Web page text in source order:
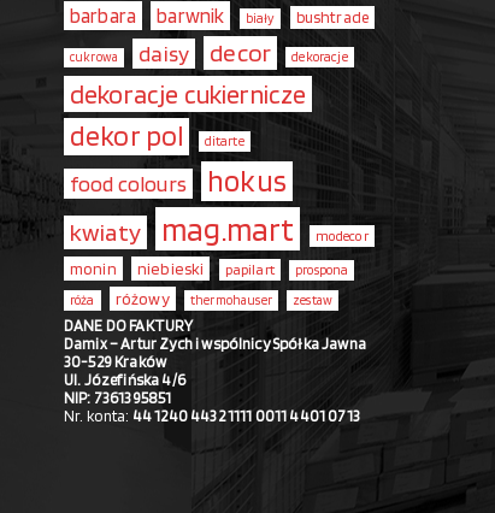
barbara barwnik biały bushtrade
cukrowa daisy decor dekoracje
dekoracje cukiernicze
dekor pol ditarte
food colours hokus
kwiaty mag.mart modecor
monin niebieski papilart
prospona
róża
różowy thermohauser zestaw
DANE DO FAKTURY
Damix – Artur Zych i wspólnicy Spółka Jawna
30-529 Kraków
Ul. Józefińska 4/6
NIP: 7361395851
Nr. konta: 44 1240 4432 1111 0011 4401 0713